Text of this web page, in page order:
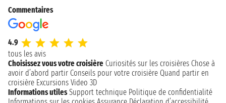
Commentaires
4.9
tous les avis
Choisissez vous votre croisière Curiosités sur les croisières Chose à
avoir d’abord partir Conseils pour votre croisière Quand partir en
croisière Excursions Video 3D
Informations utiles Support technique Politique de confidentialité